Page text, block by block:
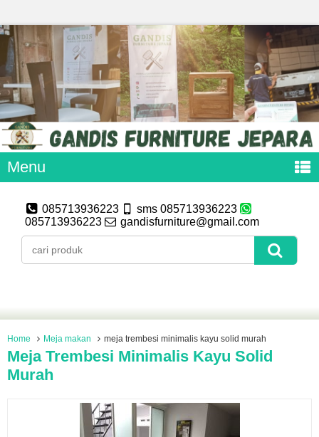
Menu
085713936223
sms 085713936223
085713936223
gandisfurniture@gmail.com
Home Meja makan meja trembesi minimalis kayu solid murah
Meja Trembesi Minimalis Kayu Solid
Murah